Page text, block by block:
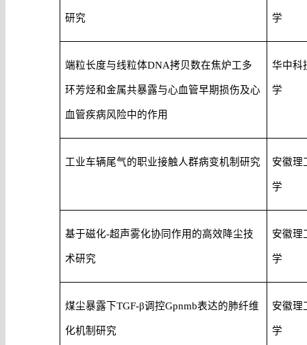
研究 学
端粒长度与线粒体DNA拷贝数在焦炉工多
环芳烃和金属共暴露与心血管早期损伤及心
血管疾病风险中的作用
华中科
学
工业车辆尾气的职业接触人群病变机制研究 安徽理
学
基于磁化-超声雾化协同作用的高效降尘技
术研究
安徽理
学
煤尘暴露下TGF-β调控Gpnmb表达的肺纤维
化机制研究
安徽理
学